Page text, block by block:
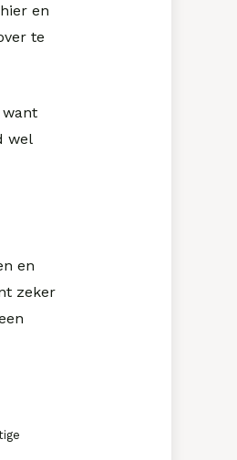
en
te
want
wel
en
zeker